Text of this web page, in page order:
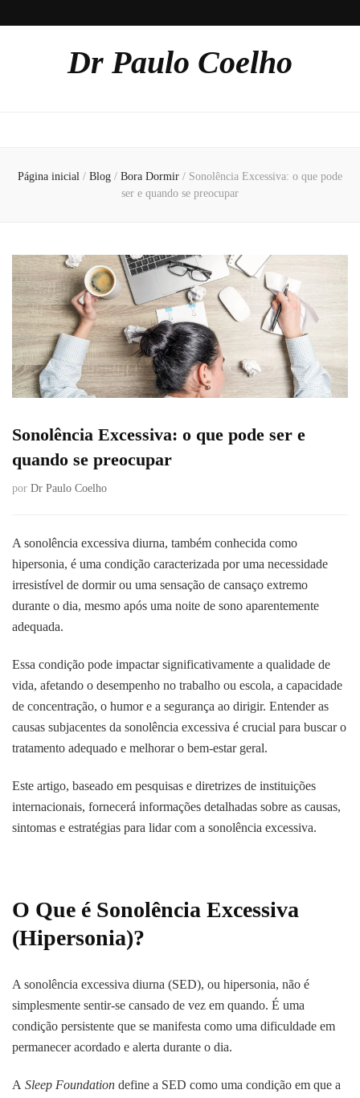
Dr Paulo Coelho
Página inicial / Blog / Bora Dormir / Sonolência Excessiva: o que pode
ser e quando se preocupar
Sonolência Excessiva: o que pode ser e
quando se preocupar
por Dr Paulo Coelho
A sonolência excessiva diurna, também conhecida como
hipersonia, é uma condição caracterizada por uma necessidade
irresistível de dormir ou uma sensação de cansaço extremo
durante o dia, mesmo após uma noite de sono aparentemente
adequada.
Essa condição pode impactar significativamente a qualidade de
vida, afetando o desempenho no trabalho ou escola, a capacidade
de concentração, o humor e a segurança ao dirigir. Entender as
causas subjacentes da sonolência excessiva é crucial para buscar o
tratamento adequado e melhorar o bem-estar geral.
Este artigo, baseado em pesquisas e diretrizes de instituições
internacionais, fornecerá informações detalhadas sobre as causas,
sintomas e estratégias para lidar com a sonolência excessiva.
O Que é Sonolência Excessiva
(Hipersonia)?
A sonolência excessiva diurna (SED), ou hipersonia, não é
simplesmente sentir-se cansado de vez em quando. É uma
condição persistente que se manifesta como uma dificuldade em
permanecer acordado e alerta durante o dia.
A Sleep Foundation define a SED como uma condição em que a